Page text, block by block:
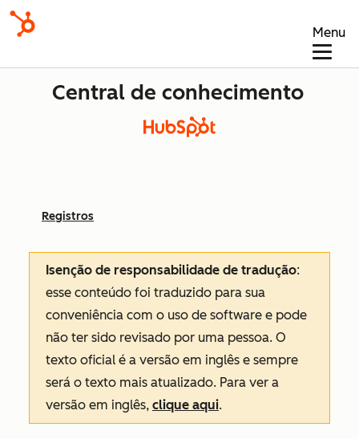
Menu
Central de conhecimento
Registros
Isenção de responsabilidade de tradução:
esse conteúdo foi traduzido para sua
conveniência com o uso de software e pode
não ter sido revisado por uma pessoa. O
texto oficial é a versão em inglês e sempre
será o texto mais atualizado. Para ver a
versão em inglês, clique aqui.